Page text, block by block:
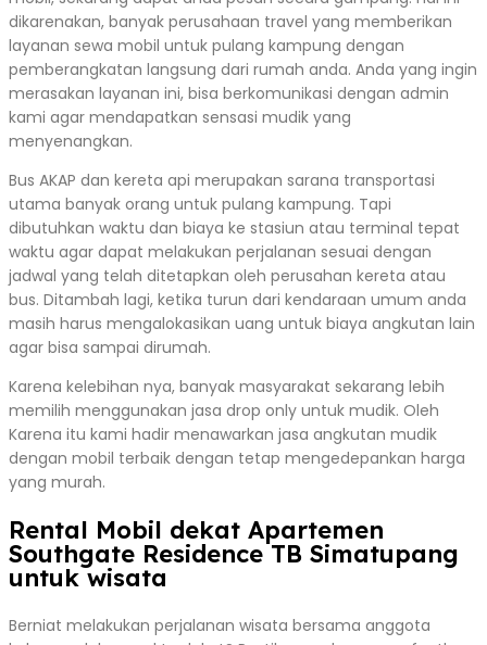
dikarenakan, banyak perusahaan travel yang memberikan
layanan sewa mobil untuk pulang kampung dengan
pemberangkatan langsung dari rumah anda. Anda yang ingin
merasakan layanan ini, bisa berkomunikasi dengan admin
kami agar mendapatkan sensasi mudik yang
menyenangkan.
Bus AKAP dan kereta api merupakan sarana transportasi
utama banyak orang untuk pulang kampung. Tapi
dibutuhkan waktu dan biaya ke stasiun atau terminal tepat
waktu agar dapat melakukan perjalanan sesuai dengan
jadwal yang telah ditetapkan oleh perusahan kereta atau
bus. Ditambah lagi, ketika turun dari kendaraan umum anda
masih harus mengalokasikan uang untuk biaya angkutan lain
agar bisa sampai dirumah.
Karena kelebihan nya, banyak masyarakat sekarang lebih
memilih menggunakan jasa drop only untuk mudik. Oleh
Karena itu kami hadir menawarkan jasa angkutan mudik
dengan mobil terbaik dengan tetap mengedepankan harga
yang murah.
Rental Mobil dekat Apartemen
Southgate Residence TB Simatupang
untuk wisata
Berniat melakukan perjalanan wisata bersama anggota